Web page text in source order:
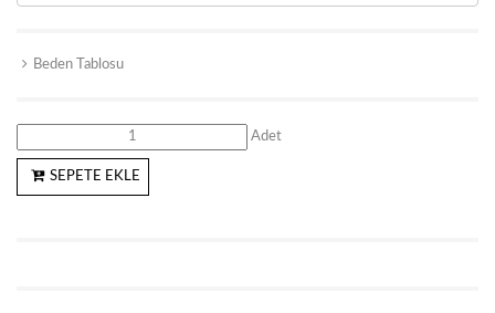
Beden Tablosu
Adet
SEPETE EKLE